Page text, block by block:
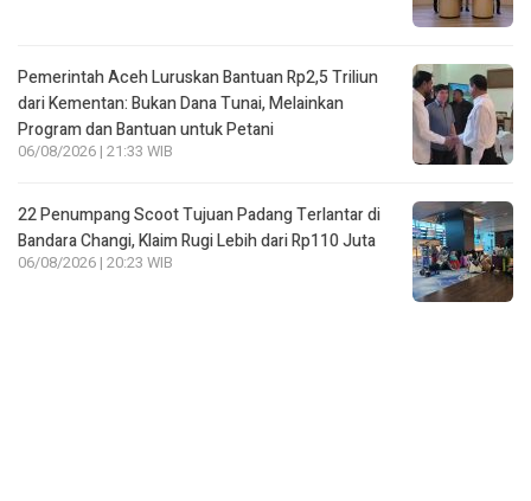
Pemerintah Aceh Luruskan Bantuan Rp2,5 Triliun
dari Kementan: Bukan Dana Tunai, Melainkan
Program dan Bantuan untuk Petani
06/08/2026 | 21:33 WIB
22 Penumpang Scoot Tujuan Padang Terlantar di
Bandara Changi, Klaim Rugi Lebih dari Rp110 Juta
06/08/2026 | 20:23 WIB